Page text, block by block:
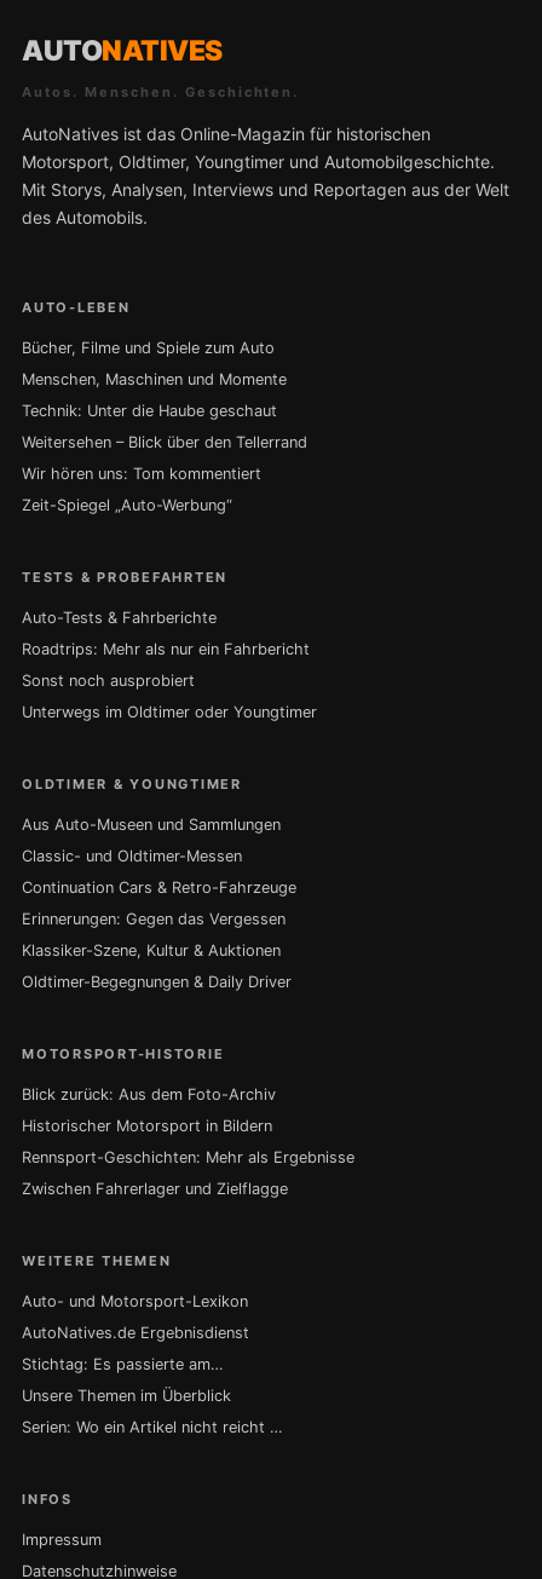
AUTONATIVES
Autos. Menschen. Geschichten.
AutoNatives ist das Online-Magazin für historischen
Motorsport, Oldtimer, Youngtimer und Automobilgeschichte.
Mit Storys, Analysen, Interviews und Reportagen aus der Welt
des Automobils.
AUTO-LEBEN
Bücher, Filme und Spiele zum Auto
Menschen, Maschinen und Momente
Technik: Unter die Haube geschaut
Weitersehen – Blick über den Tellerrand
Wir hören uns: Tom kommentiert
Zeit-Spiegel „Auto-Werbung“
TESTS & PROBEFAHRTEN
Auto-Tests & Fahrberichte
Roadtrips: Mehr als nur ein Fahrbericht
Sonst noch ausprobiert
Unterwegs im Oldtimer oder Youngtimer
OLDTIMER & YOUNGTIMER
Aus Auto-Museen und Sammlungen
Classic- und Oldtimer-Messen
Continuation Cars & Retro-Fahrzeuge
Erinnerungen: Gegen das Vergessen
Klassiker-Szene, Kultur & Auktionen
Oldtimer-Begegnungen & Daily Driver
MOTORSPORT-HISTORIE
Blick zurück: Aus dem Foto-Archiv
Historischer Motorsport in Bildern
Rennsport-Geschichten: Mehr als Ergebnisse
Zwischen Fahrerlager und Zielflagge
WEITERE THEMEN
Auto- und Motorsport-Lexikon
AutoNatives.de Ergebnisdienst
Stichtag: Es passierte am…
Unsere Themen im Überblick
Serien: Wo ein Artikel nicht reicht …
INFOS
Impressum
Datenschutzhinweise